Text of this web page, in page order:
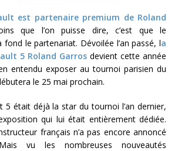
est partenaire premium de Roland
que l’on puisse dire, c’est que le
le partenariat. Dévoilée l’an passé, la
5 Roland Garros devient cette année
entendu exposer au tournoi parisien du
le 25 mai prochain.
5 était déjà la star du tournoi l’an dernier,
qui lui était entièrement dédiée.
français n’a pas encore annoncé
vu les nombreuses nouveautés